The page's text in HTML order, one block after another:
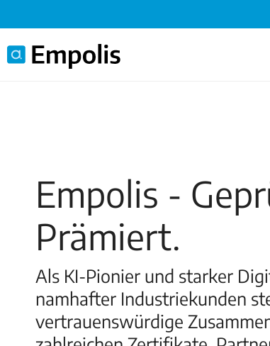
Empolis -
Prämiert.
Als KI-Pionier und starker
namhafter Industriekunden
vertrauenswürdige